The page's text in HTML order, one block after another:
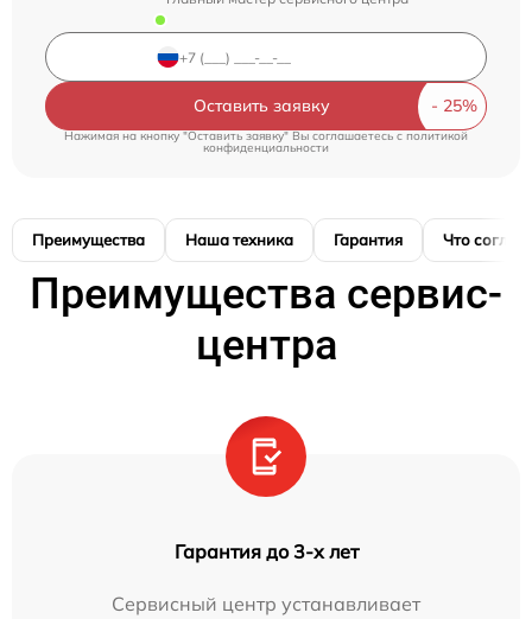
Оставить заявку
Нажимая на кнопку "Оставить заявку" Вы соглашаетесь c политикой
конфиденциальности
Преимущества Наша техника Гарантия Что
Преимущества сервис-
центра
Гарантия до 3-х лет
Сервисный центр устанавливает